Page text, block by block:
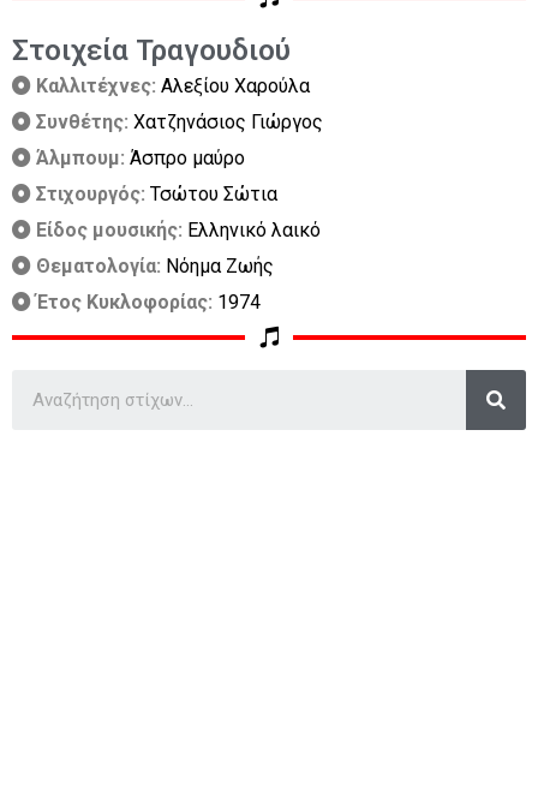
Στοιχεία Τραγουδιού
Καλλιτέχνες: Αλεξίου Χαρούλα
Συνθέτης: Χατζηνάσιος Γιώργος
Άλμπουμ: Άσπρο μαύρο
Στιχουργός: Τσώτου Σώτια
Είδος μουσικής: Ελληνικό λαικό
Θεματολογία: Νόημα Ζωής
Έτος Κυκλοφορίας: 1974